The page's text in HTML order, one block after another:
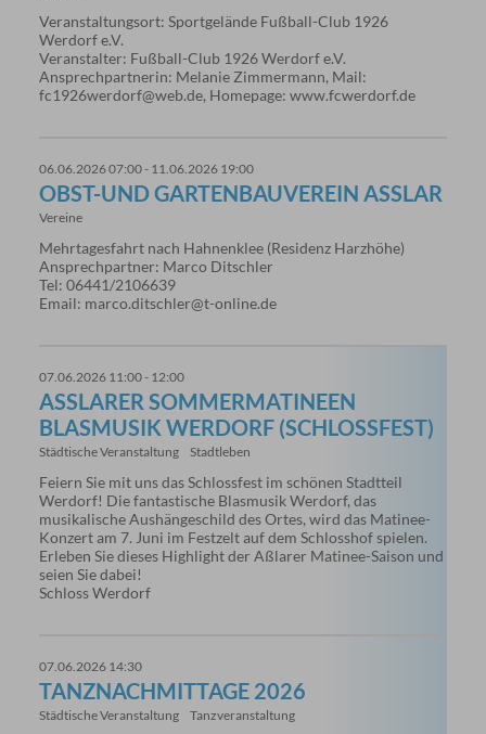
Veranstaltungsort: Sportgelände Fußball-Club 1926
Werdorf e.V.
Veranstalter: Fußball-Club 1926 Werdorf e.V.
Ansprechpartnerin: Melanie Zimmermann, Mail:
fc1926werdorf@web.de, Homepage: www.fcwerdorf.de
06.06.2026 07:00 - 11.06.2026 19:00
OBST-UND GARTENBAUVEREIN ASSLAR
Vereine
Mehrtagesfahrt nach Hahnenklee (Residenz Harzhöhe)
Ansprechpartner: Marco Ditschler
Tel: 06441/2106639
Email: marco.ditschler@t-online.de
07.06.2026 11:00 - 12:00
ASSLARER SOMMERMATINEEN B
LASMUSIK WERDORF (SCHLOSSFEST)
Städtische Veranstaltung Stadtleben
Feiern Sie mit uns das Schlossfest im schönen Stadtteil
Werdorf! Die fantastische Blasmusik Werdorf, das
musikalische Aushängeschild des Ortes, wird das Matinee-
Konzert am 7. Juni im Festzelt auf dem Schlosshof spielen.
Erleben Sie dieses Highlight der Aßlarer Matinee-Saison und
seien Sie dabei!
Schloss Werdorf
07.06.2026 14:30
TANZNACHMITTAGE 2026
Städtische Veranstaltung Tanzveranstaltung